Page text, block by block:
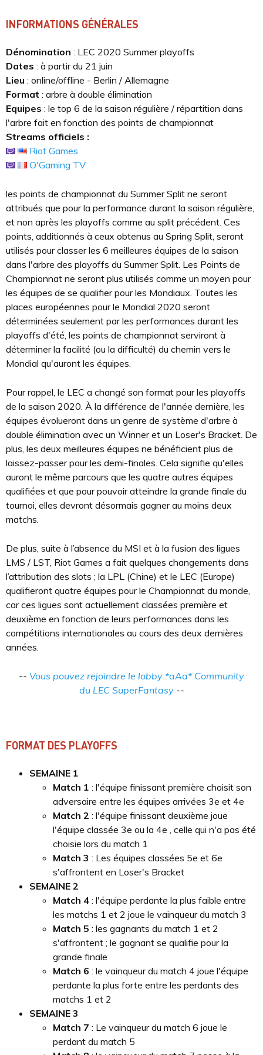
INFORMATIONS GÉNÉRALES
Dénomination : LEC 2020 Summer playoffs
Dates : à partir du 21 juin
Lieu : online/offline - Berlin / Allemagne
Format : arbre à double élimination
Equipes : le top 6 de la saison régulière / répartition dans
l'arbre fait en fonction des points de championnat
Streams officiels :
Riot Games
O'Gaming TV
les points de championnat du Summer Split ne seront
attribués que pour la performance durant la saison régulière,
et non après les playoffs comme au split précédent. Ces
points, additionnés à ceux obtenus au Spring Split, seront
utilisés pour classer les 6 meilleures équipes de la saison
dans l'arbre des playoffs du Summer Split. Les Points de
Championnat ne seront plus utilisés comme un moyen pour
les équipes de se qualifier pour les Mondiaux. Toutes les
places européennes pour le Mondial 2020 seront
déterminées seulement par les performances durant les
playoffs d'été, les points de championnat serviront à
déterminer la facilité (ou la difficulté) du chemin vers le
Mondial qu'auront les équipes.
Pour rappel, le LEC a changé son format pour les playoffs
de la saison 2020. À la différence de l'année dernière, les
équipes évolueront dans un genre de système d'arbre à
double élimination avec un Winner et un Loser's Bracket. De
plus, les deux meilleures équipes ne bénéficient plus de
laissez-passer pour les demi-finales. Cela signifie qu'elles
auront le même parcours que les quatre autres équipes
qualifiées et que pour pouvoir atteindre la grande finale du
tournoi, elles devront désormais gagner au moins deux
matchs.
De plus, suite à l’absence du MSI et à la fusion des ligues
LMS / LST, Riot Games a fait quelques changements dans
l’attribution des slots ; la LPL (Chine) et le LEC (Europe)
qualifieront quatre équipes pour le Championnat du monde,
car ces ligues sont actuellement classées première et
deuxième en fonction de leurs performances dans les
compétitions internationales au cours des deux dernières
années.
-- Vous pouvez rejoindre le lobby *aAa* Community
du LEC SuperFantasy--
FORMAT DES PLAYOFFS
SEMAINE 1
Match 1 : l'équipe finissant première choisit son
adversaire entre les équipes arrivées 3e et 4e
Match 2 : l'équipe finissant deuxième joue
l'équipe classée 3e ou la 4e , celle qui n'a pas été
choisie lors du match 1
Match 3 : Les équipes classées 5e et 6e
s'affrontent en Loser's Bracket
SEMAINE 2
Match 4 : l'équipe perdante la plus faible entre
les matchs 1 et 2 joue le vainqueur du match 3
Match 5 : les gagnants du match 1 et 2
s'affrontent ; le gagnant se qualifie pour la
grande finale
Match 6 : le vainqueur du match 4 joue l'équipe
perdante la plus forte entre les perdants des
matchs 1 et 2
SEMAINE 3
Match 7 : Le vainqueur du match 6 joue le
perdant du match 5